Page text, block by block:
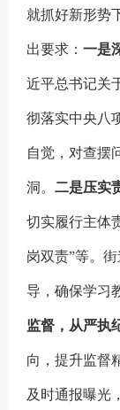
就抓好新形势
出要求： 一是
近平总书记关
彻落实中央八
自觉，对查摆
洞。 二是压实
切实履行主体
岗双责”等。
导，确保学习
监督，从严执
向，提升监督
及时通报曝光